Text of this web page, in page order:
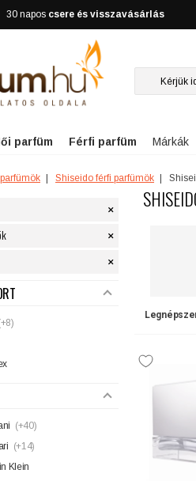
30 napos csere és visszavásárlás
parfüm Férfi parfüm Márkák
Shiseido férfi parfümök
×
×
×
(+40)
(+14)
Klein